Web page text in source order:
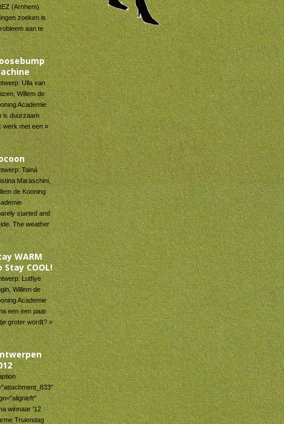
(Arnhem)
zoeken is
aan te
Ulla van
Willem de
Academie
is duurzaam
werk met een »
Tainá
Maraschini,
de Kooning
started and
The weather
WARM
Stay COOL!
Lutfiye
Willem de
Academie
een een paar
groter wordt? »
winnaar '12
Truiendag